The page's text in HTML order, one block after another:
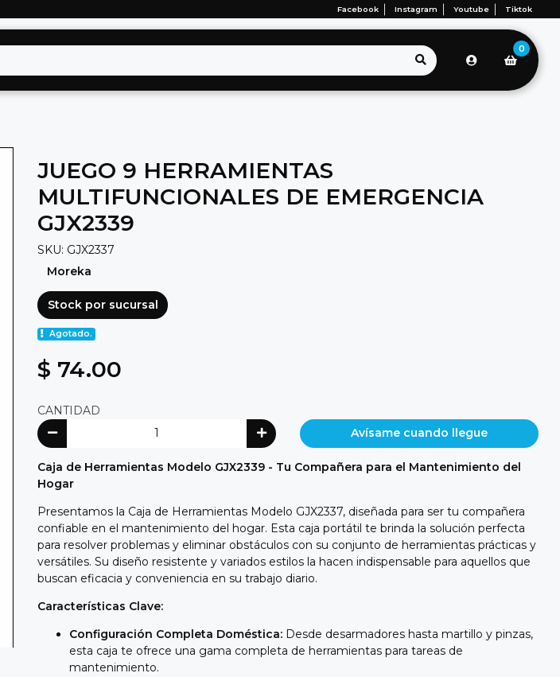
Facebook Instagram Youtube Tiktok
0
JUEGO 9 HERRAMIENTAS
MULTIFUNCIONALES DE EMERGENCIA
GJX2339
SKU: GJX2337
Moreka
Stock por sucursal
Agotado.
$ 74.00
CANTIDAD
Avísame cuando llegue
Caja de Herramientas Modelo GJX2339 - Tu Compañera para el Mantenimiento del
Hogar
Presentamos la Caja de Herramientas Modelo GJX2337, diseñada para ser tu compañera
confiable en el mantenimiento del hogar. Esta caja portátil te brinda la solución perfecta
para resolver problemas y eliminar obstáculos con su conjunto de herramientas prácticas y
versátiles. Su diseño resistente y variados estilos la hacen indispensable para aquellos que
buscan eficacia y conveniencia en su trabajo diario.
Características Clave:
Configuración Completa Doméstica: Desde desarmadores hasta martillo y pinzas,
esta caja te ofrece una gama completa de herramientas para tareas de
mantenimiento.